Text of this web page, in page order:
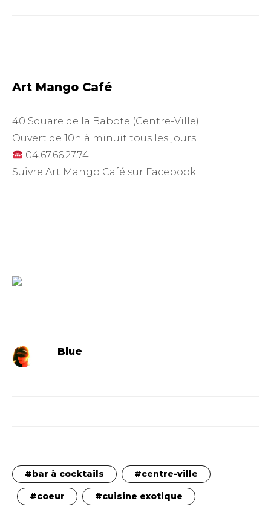
Art Mango Café
40 Square de la Babote (Centre-Ville)
Ouvert de 10h à minuit tous les jours
04.67.66.27.74
Suivre Art Mango Café sur Facebook
Blue
bar à cocktails centre-ville
coeur cuisine exotique